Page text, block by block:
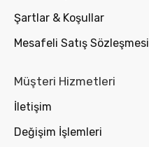
Şartlar & Koşullar
Mesafeli Satış Sözleşmesi
Müşteri Hizmetleri
İletişim
Değişim İşlemleri